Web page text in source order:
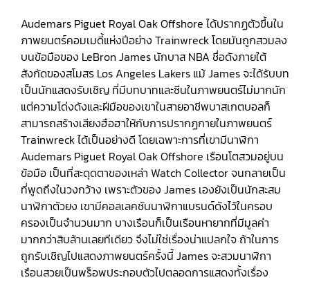
Audemars Piguet Royal Oak Offshore ได้ปรากฏตัวขึ้นใน
ภาพยนตร์คอมเมดี้แห่งปีอย่าง Trainwreck โดยมันถูกสวมลง
บนข้อมือของ LeBron James นักบาส NBA ชื่อดังภายใต้
สังกัดของสโมสร Los Angeles Lakers แม้ James จะได้รับบท
เป็นนักแสดงรับเชิญ ที่มีบทบาทและซีนในภาพยนตร์ไม่มากนัก
แต่ความโด่งดังและฝีมือของเขาในสายอาชีพบาสเกตบอลก็
สามารถสร้างเสียงฮือฮาให้กับการปรากฏกายในภาพยนตร์
Trainwreck ได้เป็นอย่างดี โดยเฉพาะการที่เขามีนาฬิกา
Audemars Piguet Royal Oak Offshore เรือนโตสวมอยู่บน
ข้อมือ เป็นที่สะดุดตาของเหล่า Watch Collector จนกลายเป็น
ที่พูดถึงในวงกว้าง เพราะตัวของ James เองยังเป็นนักสะสม
นาฬิกาตัวยง เขามีคอลเลคชันนาฬิกาแบรนด์ดังไว้ในครอบ
ครองเป็นจำนวนมาก บางเรือนก็เป็นเรือนหายากที่มีมูลค่า
มากกว่าสิบล้านเลยทีเดียว จึงไม่ใช่เรื่องน่าแปลกใจ ถ้าในการ
ถูกรับเชิญไปแสดงภาพยนตร์ครั้งนี้ James จะสวมนาฬิกา
เรือนสวยเป็นพร็อพประกอบตัวไปตลอดการแสดงทั้งเรื่อง